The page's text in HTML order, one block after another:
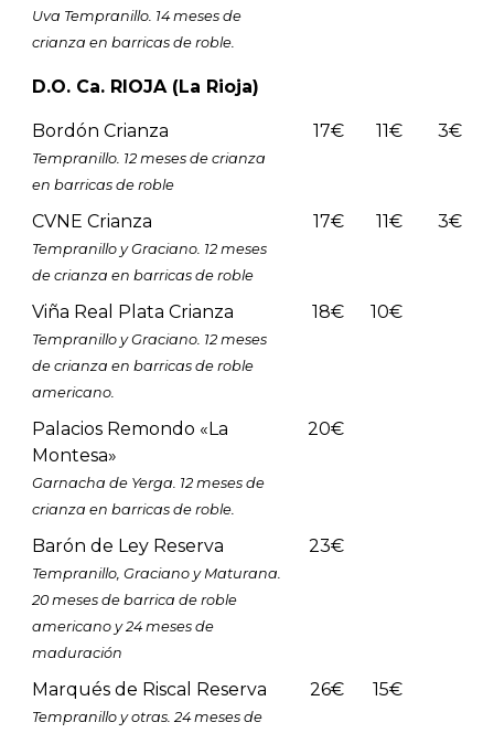
Uva Tempranillo. 14 meses de
crianza en barricas de roble.
D.O. Ca. RIOJA (La Rioja)
Bordón Crianza
Tempranillo. 12 meses de crianza
en barricas de roble
17€ 11€ 3€
CVNE Crianza
Tempranillo y Graciano. 12 meses
de crianza en barricas de roble
17€ 11€ 3€
Viña Real Plata Crianza
Tempranillo y Graciano. 12 meses
de crianza en barricas de roble
americano.
18€ 10€
Palacios Remondo «La
Montesa»
Garnacha de Yerga. 12 meses de
crianza en barricas de roble.
20€
Barón de Ley Reserva
Tempranillo, Graciano y Maturana.
20 meses de barrica de roble
americano y 24 meses de
maduración
23€
Marqués de Riscal Reserva
Tempranillo y otras. 24 meses de
26€ 15€